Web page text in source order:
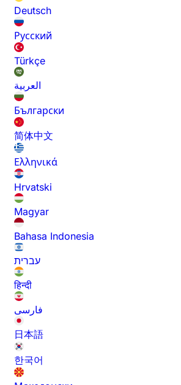
Deutsch
Русский
Türkçe
العربية
Български
简体中文
Ελληνικά
Hrvatski
Magyar
Bahasa Indonesia
עברית
हिन्दी
فارسی
日本語
한국어